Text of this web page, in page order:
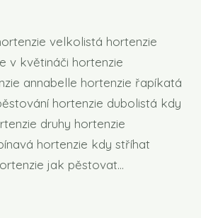
velkolistá hortenzie
v květináči hortenzie
annabelle hortenzie řapíkatá
hortenzie dubolistá kdy
druhy hortenzie
hortenzie kdy stříhat
jak pěstovat...